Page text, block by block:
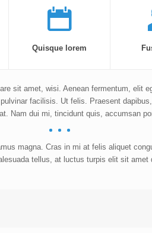
Quisque lorem
sit amet, wisi. Aenean fermentum, elit
facilisis. Ut felis. Praesent
Nam dui mi, tincidunt quis, accumsan
magna. Cras in mi at felis aliquet
tellus, at luctus turpis elit sit amet